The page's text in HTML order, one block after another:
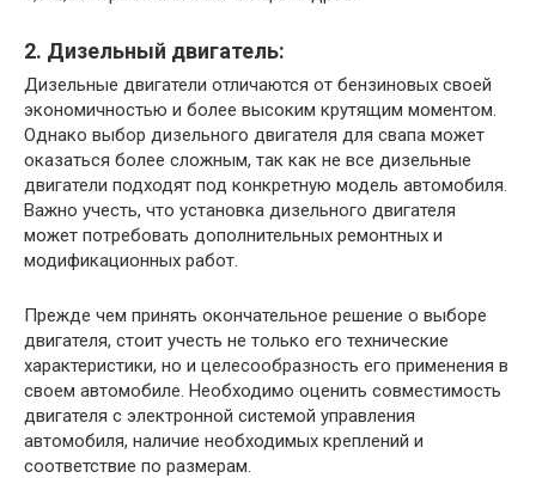
2. Дизельный двигатель:
Дизельные двигатели отличаются от бензиновых своей
экономичностью и более высоким крутящим моментом.
Однако выбор дизельного двигателя для свапа может
оказаться более сложным, так как не все дизельные
двигатели подходят под конкретную модель автомобиля.
Важно учесть, что установка дизельного двигателя
может потребовать дополнительных ремонтных и
модификационных работ.
Прежде чем принять окончательное решение о выборе
двигателя, стоит учесть не только его технические
характеристики, но и целесообразность его применения в
своем автомобиле. Необходимо оценить совместимость
двигателя с электронной системой управления
автомобиля, наличие необходимых креплений и
соответствие по размерам.